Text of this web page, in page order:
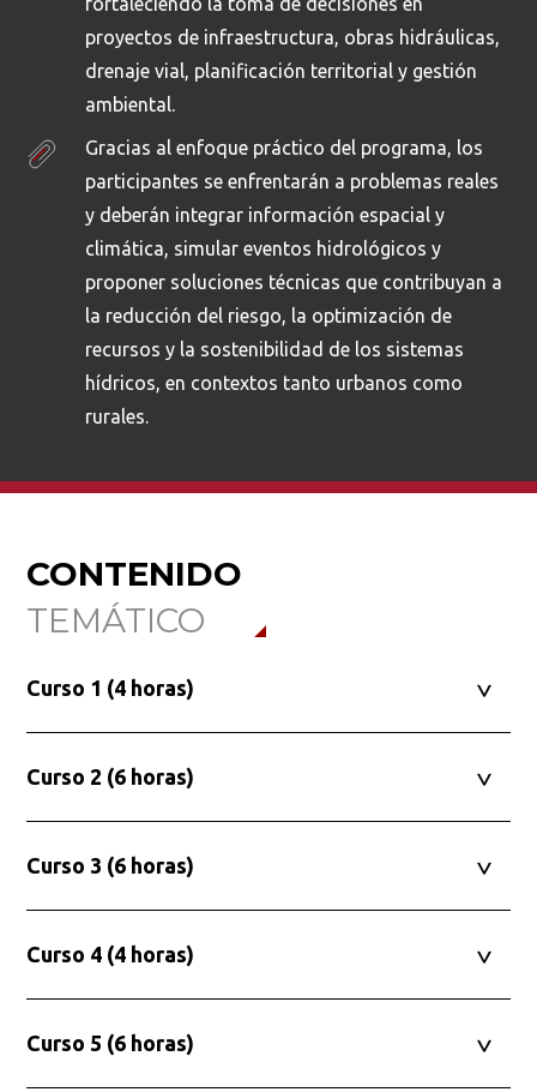
proyectos de infraestructura, obras hidráulicas,
drenaje vial, planificación territorial y gestión
ambiental.
Gracias al enfoque práctico del programa, los
participantes se enfrentarán a problemas reales
y deberán integrar información espacial y
climática, simular eventos hidrológicos y
proponer soluciones técnicas que contribuyan a
la reducción del riesgo, la optimización de
recursos y la sostenibilidad de los sistemas
hídricos, en contextos tanto urbanos como
rurales.
CONTENIDO
TEMÁTICO
Curso 1 (4 horas)
Curso 2 (6 horas)
Curso 3 (6 horas)
Curso 4 (4 horas)
Curso 5 (6 horas)